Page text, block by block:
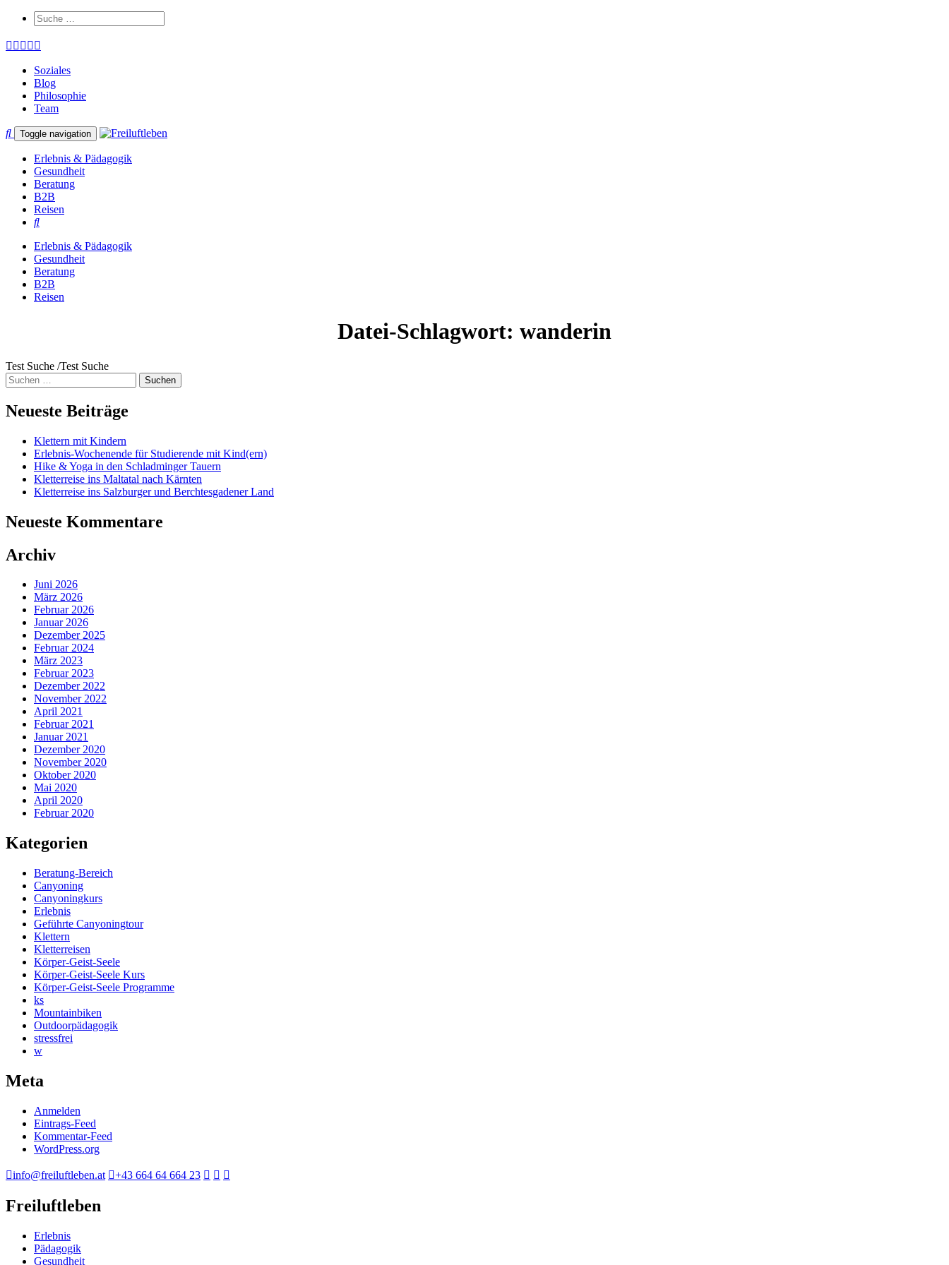
Soziales
Blog
Philosophie
Team
Toggle navigation
Erlebnis & Pädagogik
Gesundheit
Beratung
B2B
Reisen
Erlebnis & Pädagogik
Gesundheit
Beratung
B2B
Reisen
Datei-Schlagwort: wanderin
Test Suche /Test Suche
Suche
nach:
Neueste Beiträge
Klettern mit Kindern
Erlebnis-Wochenende für Studierende mit Kind(ern)
Hike & Yoga in den Schladminger Tauern
Kletterreise ins Maltatal nach Kärnten
Kletterreise ins Salzburger und Berchtesgadener Land
Neueste Kommentare
Archiv
Juni 2026
März 2026
Februar 2026
Januar 2026
Dezember 2025
Februar 2024
März 2023
Februar 2023
Dezember 2022
November 2022
April 2021
Februar 2021
Januar 2021
Dezember 2020
November 2020
Oktober 2020
Mai 2020
April 2020
Februar 2020
Kategorien
Beratung-Bereich
Canyoning
Canyoningkurs
Erlebnis
Geführte Canyoningtour
Klettern
Kletterreisen
Körper-Geist-Seele
Körper-Geist-Seele Kurs
Körper-Geist-Seele Programme
ks
Mountainbiken
Outdoorpädagogik
stressfrei
w
Meta
Anmelden
Eintrags-Feed
Kommentar-Feed
WordPress.org
info@freiluftleben.at +43 664 64 664 23
Freiluftleben
Erlebnis
Pädagogik
Gesundheit